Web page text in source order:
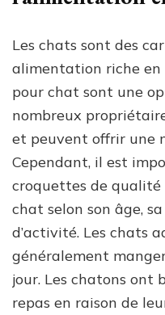
Les chats sont des
alimentation riche en
pour chat sont une
nombreux
et peuvent offrir une
Cependant, il est
croquettes de
chat selon son âge,
d’activité. Les chats
généralement
jour. Les chatons ont
repas en raison de